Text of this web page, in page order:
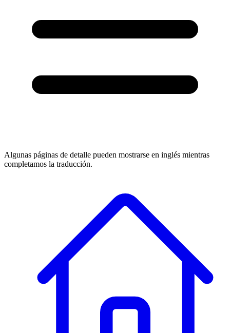
Algunas páginas de detalle pueden mostrarse en inglés mientras
completamos la traducción.